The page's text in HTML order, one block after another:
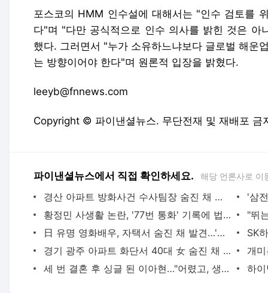
포스코의 HMM 인수설에 대해서는 "인수 검토를
다"며 "다만 공식적으로 인수 의사를 밝힌 것은 아
했다. 그러면서 "누가 소유하느냐보다 글로벌 해운
는 방향이어야 한다"며 원론적 입장을 밝혔다.
leeyb@fnnews.com
Copyright © 파이낸셜뉴스. 무단전재 및 재배포 금
파이낸셜뉴스에서 직접 확인하세요. 해당 언론사로 이
경산 아파트 방화사건 수사팀장 숨진 채 발견…사망 경위 조사
황정민 사생활 논란, '77번 통화' 기록에 법조계 주목
日 유명 영화배우, 자택서 숨진 채 발견…'마약투약 혐의'
경기 광주 아파트 화단서 40대 女 숨진 채 발견…시신 옆엔 '이불'
세 번 결혼 후 싱글 된 이아현…"어렸고, 생각도 짧았다"